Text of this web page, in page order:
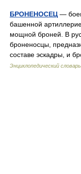
БРОНЕНОСЕЦ —
башенной
мощной броней. В
броненосцы,
составе эскадры, и
Энциклопедический словарь